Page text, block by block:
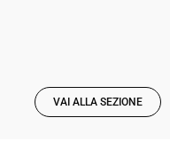
VAI ALLA SEZIONE